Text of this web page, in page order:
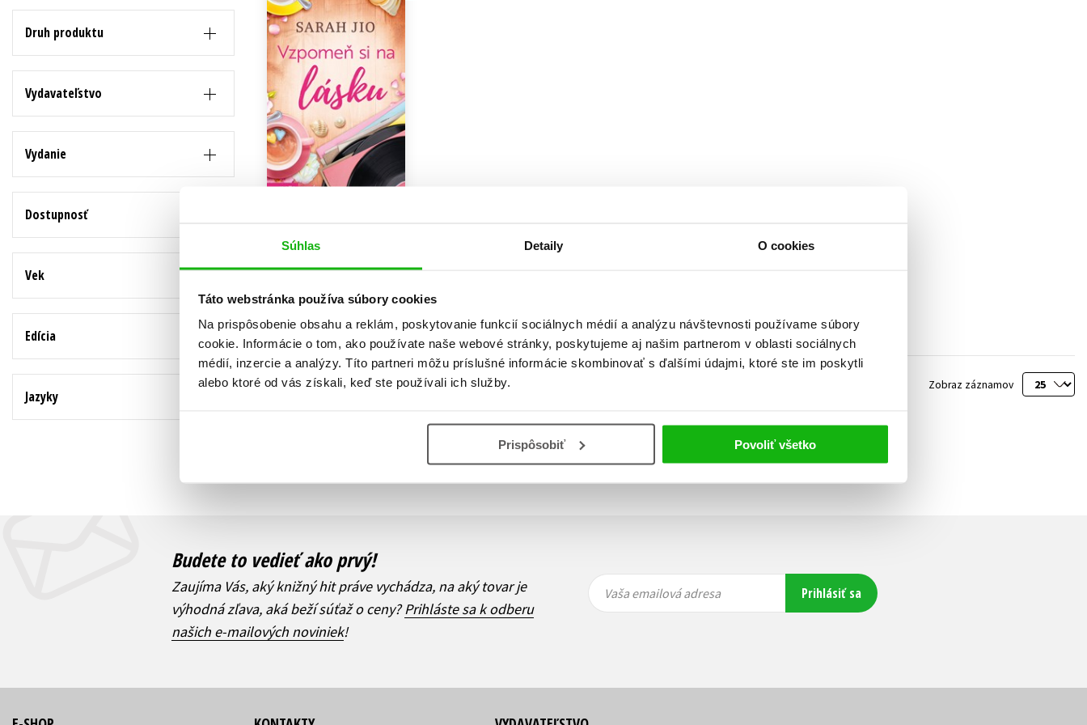
Súhlas Detaily O cookies
Táto webstránka používa súbory cookies
Na prispôsobenie obsahu a reklám, poskytovanie funkcií sociálnych médií a analýzu návštevnosti používame súbory
cookie. Informácie o tom, ako používate naše webové stránky, poskytujeme aj našim partnerom v oblasti sociálnych
médií, inzercie a analýzy. Títo partneri môžu príslušné informácie skombinovať s ďalšími údajmi, ktoré ste im poskytli
alebo ktoré od vás získali, keď ste používali ich služby.
Prispôsobiť Povoliť všetko
Auto - moto
Beletria pre deti
Beletria pre dospelých
Humanitné a spoločenské vedy
Jazyky
Kalendáre, diáre
Kariéra a osobný rozvoj
Všetky tituly
Druh produktu
Vydavateľstvo
Vydanie
Dostupnosť
Vek
Edícia
Jazyky
Sarah Jio
Do košíka
Zobraz záznamov
Zobrazujem 1 až 1 z celkových 1 záznamov
Budete to vedieť ako prvý!
Zaujíma Vás, aký knižný hit práve vychádza, na aký tovar je
výhodná zľava, aká beží súťaž o ceny?Prihláste sa k odberu
našich e-mailových noviniek!
emailová
emailová
Vaša emailová adresa Prihlásiť sa